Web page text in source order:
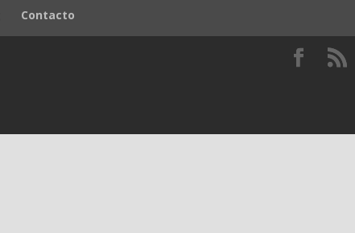
Contacto